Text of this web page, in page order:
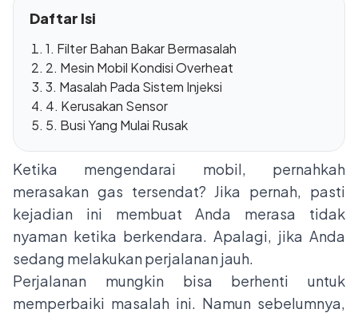
Daftar Isi
1. Filter Bahan Bakar Bermasalah
2. Mesin Mobil Kondisi Overheat
3. Masalah Pada Sistem Injeksi
4. Kerusakan Sensor
5. Busi Yang Mulai Rusak
Ketika mengendarai mobil, pernahkah
merasakan gas tersendat? Jika pernah, pasti
kejadian ini membuat Anda merasa tidak
nyaman ketika berkendara. Apalagi, jika Anda
sedang melakukan perjalanan jauh.
Perjalanan mungkin bisa berhenti untuk
memperbaiki masalah ini. Namun sebelumnya,